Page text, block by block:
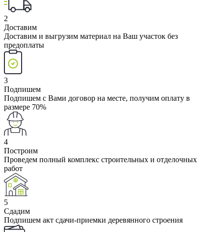
2
Доставим
Доставим и выгрузим материал на Ваш участок без
предоплаты
3
Подпишем
Подпишем с Вами договор на месте, получим оплату в
размере 70%
4
Построим
Проведем полный комплекс строительных и отделочных
работ
5
Сдадим
Подпишем акт сдачи-приемки деревянного строения